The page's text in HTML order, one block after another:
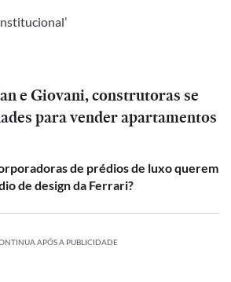
e Giovani, construtoras se
para vender apartamentos
de prédios de luxo querem
de design da Ferrari?
APÓS A PUBLICIDADE